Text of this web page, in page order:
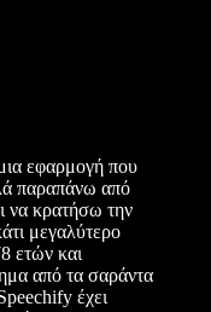
εφαρμογή που
παραπάνω από
να κρατήσω την
μεγαλύτερο
ετών και
από τα σαράντα
έχει